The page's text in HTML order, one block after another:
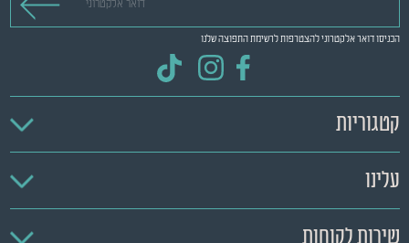
הכניסו דואר אלקטרוני להצטרפות לרשימת התפוצה שלנו
קטגוריות
עלינו
שירות לקוחות